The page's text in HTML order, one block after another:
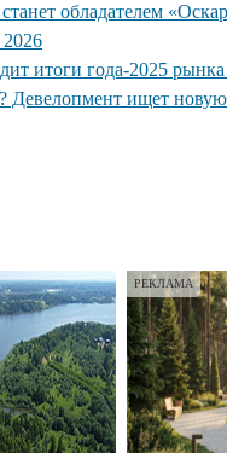
обладателем
итоги года-2025
Девелопмент ищет
РЕКЛАМА